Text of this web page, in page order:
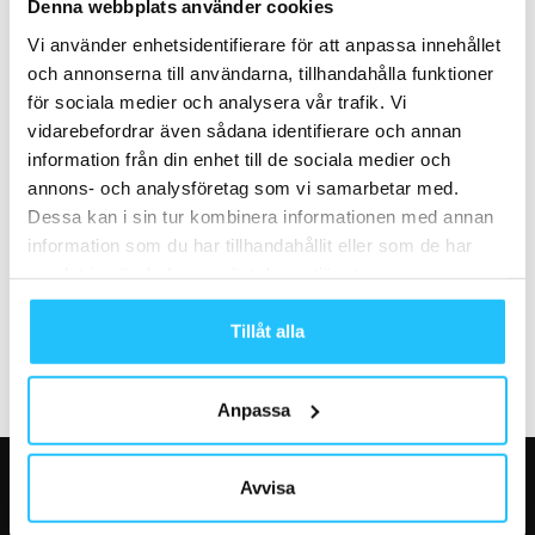
Denna webbplats använder cookies
Vi använder enhetsidentifierare för att anpassa innehållet
och annonserna till användarna, tillhandahålla funktioner
för sociala medier och analysera vår trafik. Vi
vidarebefordrar även sådana identifierare och annan
information från din enhet till de sociala medier och
annons- och analysföretag som vi samarbetar med.
Dessa kan i sin tur kombinera informationen med annan
information som du har tillhandahållit eller som de har
Tillåt alla
Anpassa
Avvisa
PureGym ökar takten på den
köper upp Blink...
Gymleco får ett eget hinder på
Produktnyheter
RAD – Alla produkter du
behöver för självmassage
Gym
Eleiko introducerar nya
skivstången Hybrid Bar — en
hybridstång för flexibel...